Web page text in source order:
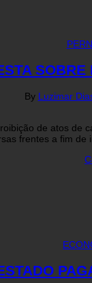
By Luzimar
de atos
frentes a fim de